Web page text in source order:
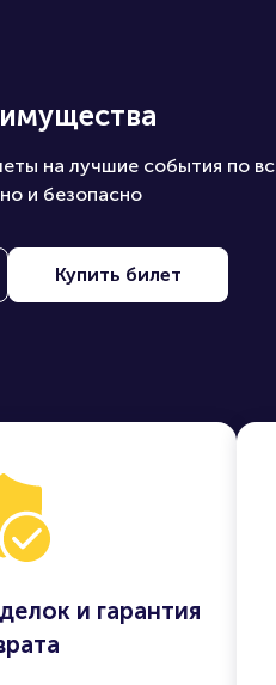
на лучшие события по
и безопасно
Купить билет
и гарантия